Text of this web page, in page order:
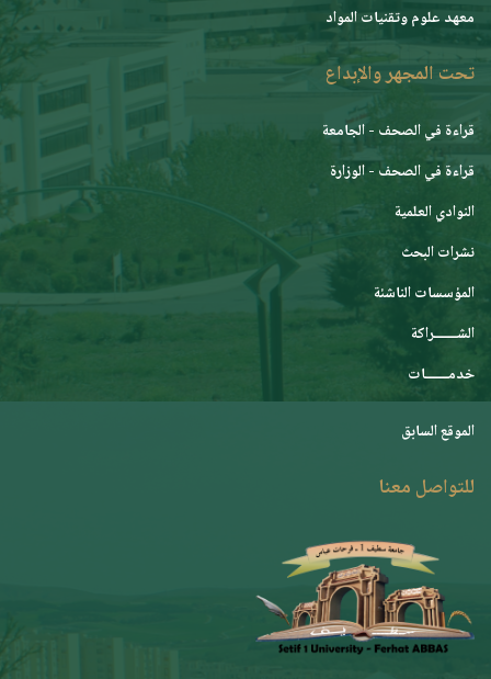
معهد علوم وتقنيات المواد
تحت المجهر والإبداع
قراءة في الصحف - الجامعة
قراءة في الصحف - الوزارة
النوادي العلمية
نشرات البحث
المؤسسات الناشئة
الشـــــــراكة
خدمـــــــات
الموقع السابق
للتواصل معنا